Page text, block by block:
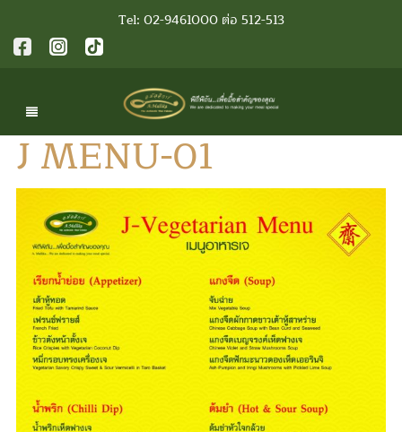
Tel: 02-9461000 ต่อ 512-513
J MENU-01